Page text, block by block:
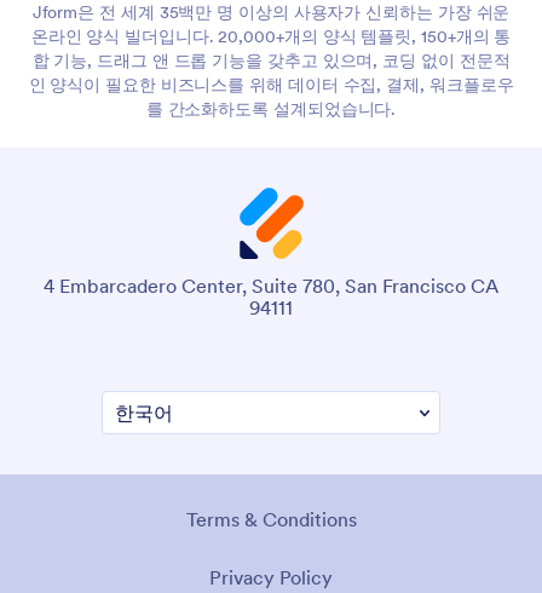
Jform은 전 세계 35백만 명 이상의 사용자가 신뢰하는 가장 쉬운
온라인 양식 빌더입니다. 20,000+개의 양식 템플릿, 150+개의 통
합 기능, 드래그 앤 드롭 기능을 갖추고 있으며, 코딩 없이 전문적
인 양식이 필요한 비즈니스를 위해 데이터 수집, 결제, 워크플로우
를 간소화하도록 설계되었습니다.
4 Embarcadero Center, Suite 780, San Francisco CA
94111
Terms & Conditions
Privacy Policy